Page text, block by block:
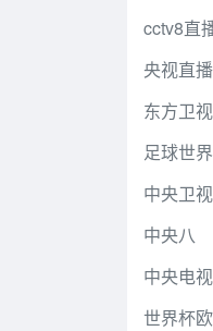
cctv8直
央视直
东方卫
足球世
中央卫
中央八
中央电
世界杯